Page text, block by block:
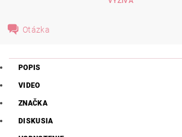
Otázka
POPIS
VIDEO
ZNAČKA
DISKUSIA